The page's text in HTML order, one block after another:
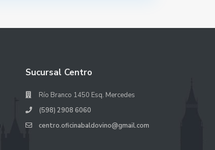
Sucursal Centro
Río Branco 1450 Esq. Mercedes
(598) 2908 6060
centro.oficinabaldovino@gmail.com